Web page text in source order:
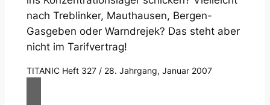
nach Treblinker, Mauthausen, Bergen-
Gasgeben oder Warndrejek? Das steht aber
nicht im Tarifvertrag!
TITANIC Heft 327 / 28. Jahrgang, Januar 2007